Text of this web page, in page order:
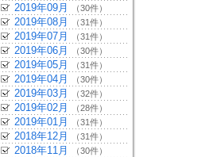
2019年09月 （30件）
2019年08月 （31件）
2019年07月 （31件）
2019年06月 （30件）
2019年05月 （31件）
2019年04月 （30件）
2019年03月 （32件）
2019年02月 （28件）
2019年01月 （31件）
2018年12月 （31件）
2018年11月 （30件）